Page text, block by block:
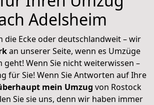
Adelsheim
die Ecke oder deutschlandweit – wir
an unserer Seite, wenn es Umzüge
geht! Wenn Sie nicht weiterwissen –
für Sie! Wenn Sie Antworten auf Ihre
mein Umzug von Rostock
Sie sie uns, denn wir haben immer